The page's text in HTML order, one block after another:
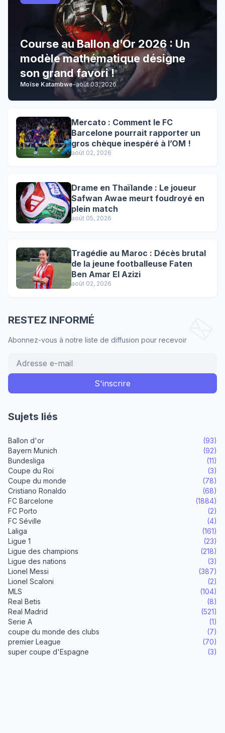
Course au Ballon d’Or 2026 : Un
modèle mathématique désigne
son grand favori !
Moïse Katambwe-août 03, 2026
Mercato : Comment le FC
Barcelone pourrait rapporter un
gros chèque inespéré à l’OM !
août 02, 2026
Drame en Thaïlande : Le joueur
Safwan Awae meurt foudroyé en
plein match
août 05, 2026
Tragédie au Maroc : Décès brutal
de la jeune footballeuse Faten
Ben Amar El Azizi
août 02, 2026
RESTEZ INFORMÉ
Abonnez-vous à notre liste de diffusion pour recevoir
Sujets liés
Ballon d'or
(93)
Bayern Munich
(92)
Bundesliga
(11)
Coupe du Roi
(3)
Coupe du monde
(78)
Cristiano Ronaldo
(68)
FC Barcelone
(1884)
FC Porto
(2)
FC Séville
(4)
Laliga
(161)
Ligue 1
(23)
Ligue des champions
(218)
Ligue des nations
(3)
Lionel Messi
(387)
Lionel Scaloni
(2)
MLS
(104)
Real Betis
(8)
Real Madrid
(521)
Serie A
(1)
coupe du monde des clubs
(7)
premier League
(70)
super coupe d'Espagne
(3)